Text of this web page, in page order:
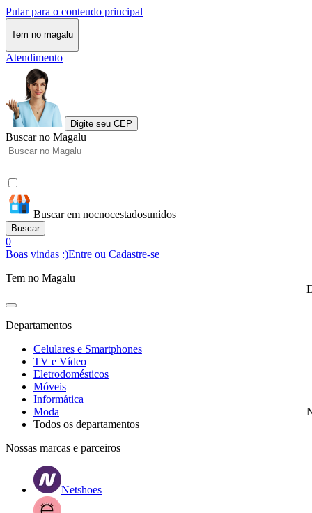
Pular para o conteudo principal
Tem no magalu
Atendimento
Digite seu CEP
Buscar no Magalu
Buscar em nocnocestadosunidos
Buscar
0
Boas vindas :)Entre ou Cadastre-se
Tem no Magalu
Departamentos
Celulares e Smartphones
TV e Vídeo
Eletrodomésticos
Móveis
Informática
Moda
Todos os departamentos
Nossas marcas e parceiros
Netshoes